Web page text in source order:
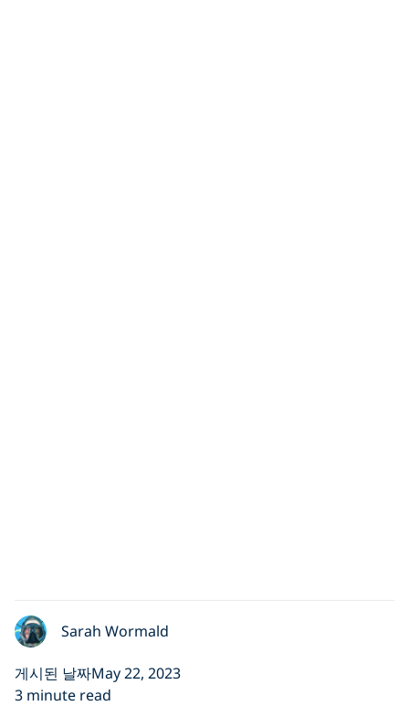
Sarah Wormald
게시된 날짜May 22, 2023
3 minute read